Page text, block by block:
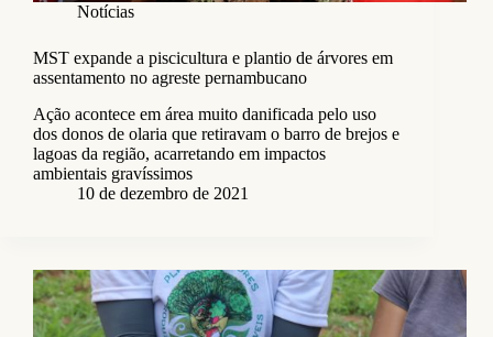
Notícias
MST expande a piscicultura e plantio de árvores em
assentamento no agreste pernambucano
Ação acontece em área muito danificada pelo uso
dos donos de olaria que retiravam o barro de brejos e
lagoas da região, acarretando em impactos
ambientais gravíssimos
10 de dezembro de 2021